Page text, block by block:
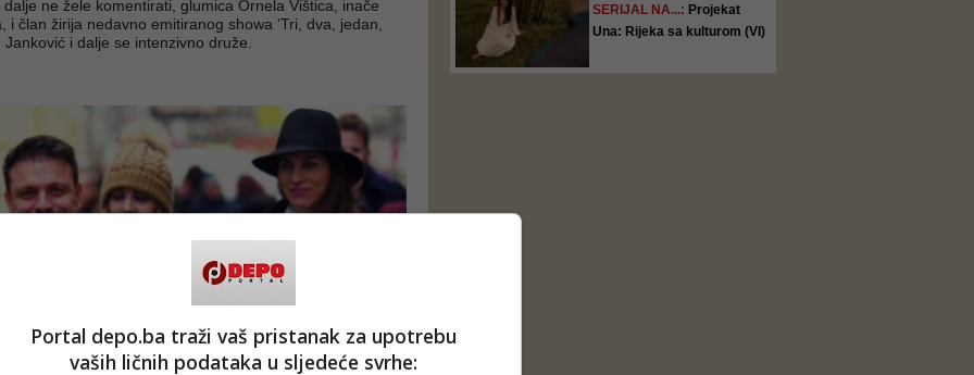
ne žele komentirati, glumica Ornela Vištica, inače
i član žirija nedavno emitiranog showa ‘Tri, dva, jedan,
Janković i dalje se intenzivno druže.
SERIJAL NA...: Projekat
Una: Rijeka sa kulturom (VI)
Portal depo.ba traži vaš pristanak za upotrebu
vaših ličnih podataka u sljedeće svrhe: